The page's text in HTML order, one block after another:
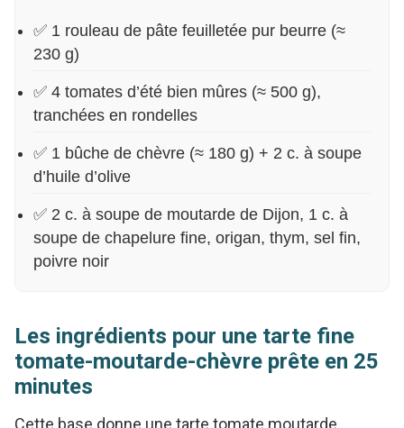
✅ 1 rouleau de pâte feuilletée pur beurre (≈
230 g)
✅ 4 tomates d’été bien mûres (≈ 500 g),
tranchées en rondelles
✅ 1 bûche de chèvre (≈ 180 g) + 2 c. à soupe
d’huile d’olive
✅ 2 c. à soupe de moutarde de Dijon, 1 c. à
soupe de chapelure fine, origan, thym, sel fin,
poivre noir
Les ingrédients pour une tarte fine
tomate-moutarde-chèvre prête en 25
minutes
Cette base donne une tarte tomate moutarde